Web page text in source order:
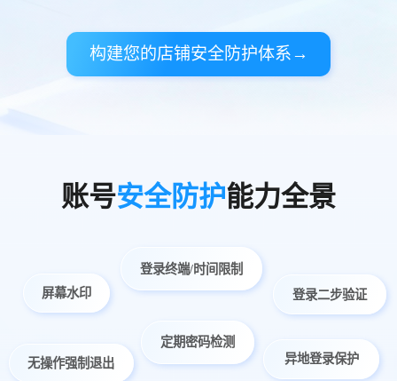
构建您的店铺安全防护体系→
账号安全防护能力全景
屏幕水印
登录终端/时间限制
登录二步验证
无操作强制退出
定期密码检测
异地登录保护